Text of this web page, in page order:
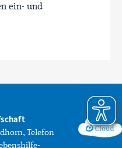
ein- und
Telefon